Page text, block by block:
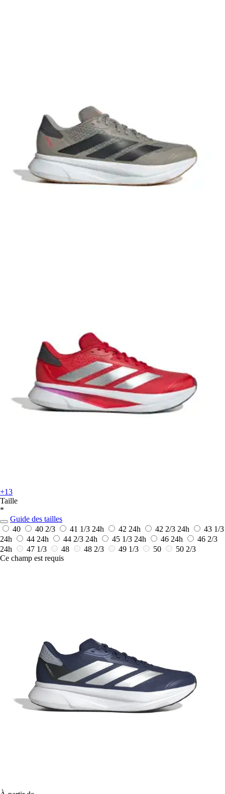
+13
Taille
*
Guide des tailles
40
40 2/3 41 1/3 24h 42 24h 42 2/3 24h
43 1/3
24h
44 24h 44 2/3 24h 45 1/3 24h 46 24h
46 2/3
24h
47 1/3 48 48 2/3 49 1/3 50
50 2/3
Ce champ est requis